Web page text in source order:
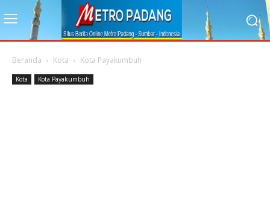
Beranda Kota Kota Payakumbuh
Kota Kota Payakumbuh